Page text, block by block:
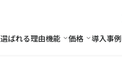
選ばれる理由機能 機能
価格 価格
導入事例